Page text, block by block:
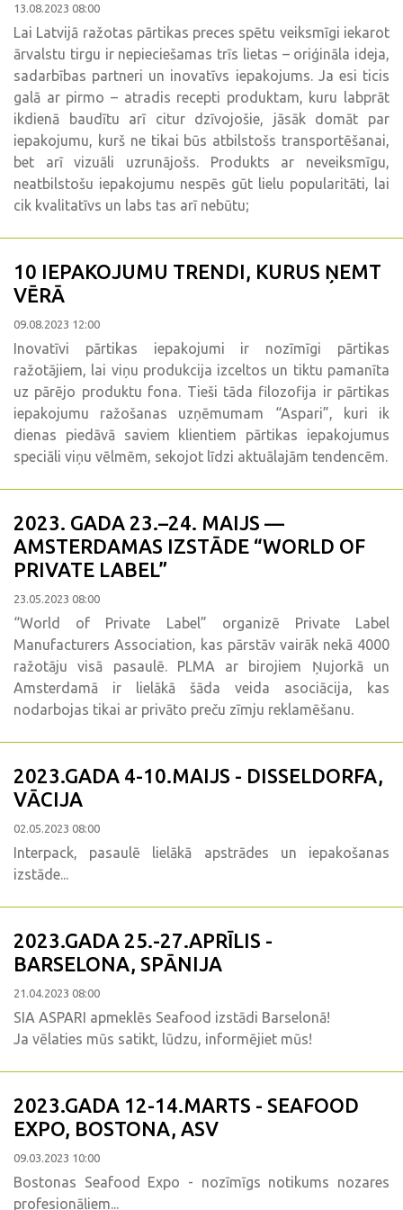
13.08.2023 08:00
Lai Latvijā ražotas pārtikas preces spētu veiksmīgi iekarot
ārvalstu tirgu ir nepieciešamas trīs lietas – oriģināla ideja,
sadarbības partneri un inovatīvs iepakojums. Ja esi ticis
galā ar pirmo – atradis recepti produktam, kuru labprāt
ikdienā baudītu arī citur dzīvojošie, jāsāk domāt par
iepakojumu, kurš ne tikai būs atbilstošs transportēšanai,
bet arī vizuāli uzrunājošs. Produkts ar neveiksmīgu,
neatbilstošu iepakojumu nespēs gūt lielu popularitāti, lai
cik kvalitatīvs un labs tas arī nebūtu;
10 IEPAKOJUMU TRENDI, KURUS ŅEMT
VĒRĀ
09.08.2023 12:00
Inovatīvi pārtikas iepakojumi ir nozīmīgi pārtikas
ražotājiem, lai viņu produkcija izceltos un tiktu pamanīta
uz pārējo produktu fona. Tieši tāda filozofija ir pārtikas
iepakojumu ražošanas uzņēmumam “Aspari”, kuri ik
dienas piedāvā saviem klientiem pārtikas iepakojumus
speciāli viņu vēlmēm, sekojot līdzi aktuālajām tendencēm.
2023. GADA 23.–24. MAIJS —
AMSTERDAMAS IZSTĀDE “WORLD OF
PRIVATE LABEL”
23.05.2023 08:00
“World of Private Label” organizē Private Label
Manufacturers Association, kas pārstāv vairāk nekā 4000
ražotāju visā pasaulē. PLMA ar birojiem Ņujorkā un
Amsterdamā ir lielākā šāda veida asociācija, kas
nodarbojas tikai ar privāto preču zīmju reklamēšanu.
2023.GADA 4-10.MAIJS - DISSELDORFA,
VĀCIJA
02.05.2023 08:00
Interpack, pasaulē lielākā apstrādes un iepakošanas
izstāde...
2023.GADA 25.-27.APRĪLIS -
BARSELONA, SPĀNIJA
21.04.2023 08:00
SIA ASPARI apmeklēs Seafood izstādi Barselonā!
Ja vēlaties mūs satikt, lūdzu, informējiet mūs!
2023.GADA 12-14.MARTS - SEAFOOD
EXPO, BOSTONA, ASV
09.03.2023 10:00
Bostonas Seafood Expo - nozīmīgs notikums nozares
profesionāļiem...